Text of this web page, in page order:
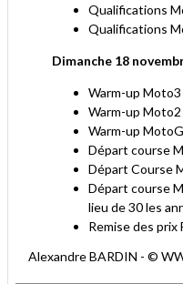
Qualifications
Qualifications
Dimanche 18
Warm-up
Warm-up
Warm-up
Départ course
Départ Course
Départ course
lieu de 30 les
Remise des
Alexandre BARDIN - ©